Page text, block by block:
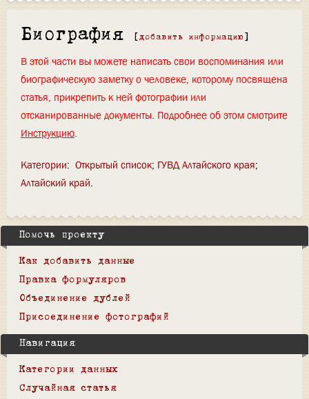
Биография [ добавить информацию ]
В этой части вы можете написать свои воспоминания или
биографическую заметку о человеке, которому посвящена
статья, прикрепить к ней фотографии или
отсканированные документы. Подробнее об этом смотрите
Инструкцию.
Категории: Открытый список ГУВД Алтайского края
Алтайский край
Помочь проекту
Как добавить данные
Правка формуляров
Объединение дублей
Присоединение фотографий
Навигация
Категории данных
Случайная статья